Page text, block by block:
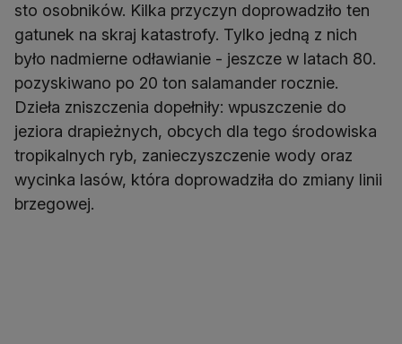
sto osobników. Kilka przyczyn doprowadziło ten
gatunek na skraj katastrofy. Tylko jedną z nich
było nadmierne odławianie - jeszcze w latach 80.
pozyskiwano po 20 ton salamander rocznie.
Dzieła zniszczenia dopełniły: wpuszczenie do
jeziora drapieżnych, obcych dla tego środowiska
tropikalnych ryb, zanieczyszczenie wody oraz
wycinka lasów, która doprowadziła do zmiany linii
brzegowej.